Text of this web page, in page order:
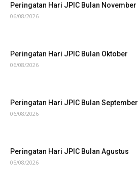
Peringatan Hari JPIC Bulan November
06/08/2026
Peringatan Hari JPIC Bulan Oktober
06/08/2026
Peringatan Hari JPIC Bulan September
06/08/2026
Peringatan Hari JPIC Bulan Agustus
05/08/2026